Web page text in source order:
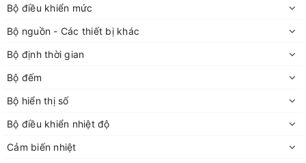
Bộ điều khiển mức
Bộ nguồn - Các thiết bị khác
Bộ định thời gian
Bộ đếm
Bộ hiển thị số
Bộ điều khiển nhiệt độ
Cảm biến nhiệt